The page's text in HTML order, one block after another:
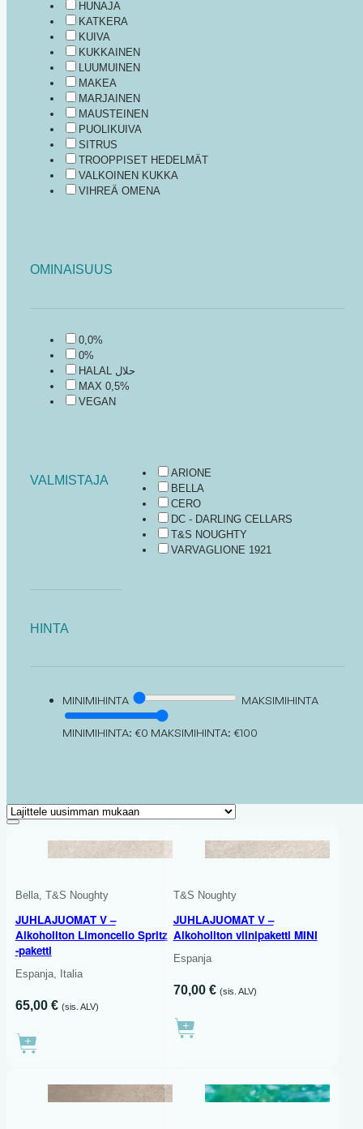
HUNAJA
KATKERA
KUIVA
KUKKAINEN
LUUMUINEN
MAKEA
MARJAINEN
MAUSTEINEN
PUOLIKUIVA
SITRUS
TROOPPISET HEDELMÄT
VALKOINEN KUKKA
VIHREÄ OMENA
OMINAISUUS
0,0%
0%
HALAL حلال
MAX 0,5%
VEGAN
VALMISTAJA
ARIONE
BELLA
CERO
DC - DARLING CELLARS
T&S NOUGHTY
VARVAGLIONE 1921
HINTA
MINIMIHINTA MAKSIMIHINTA
MINIMIHINTA: €0 MAKSIMIHINTA: €100
Bella, T&S Noughty
JUHLAJUOMAT V –
Alkoholiton Limoncello Spritz
-paketti
Espanja, Italia
65,00 € (sis. ALV)
T&S Noughty
JUHLAJUOMAT V –
Alkoholiton viinipaketti MINI
Espanja
70,00 € (sis. ALV)